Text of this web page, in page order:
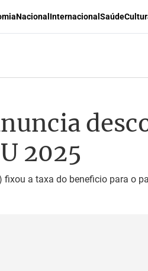
Nacional Internacional Saúde
2025
fixou a taxa do beneficio para o